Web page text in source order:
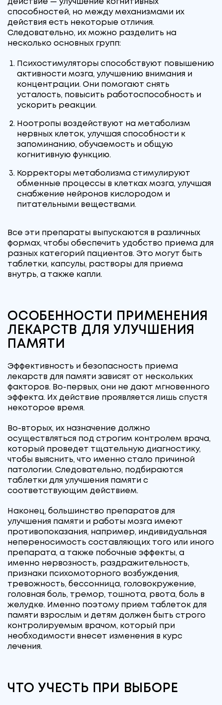
действие — улучшение когнитивных
способностей, но между механизмами их
действия есть некоторые отличия.
Следовательно, их можно разделить на
несколько основных групп:
Психостимуляторы способствуют повышению
активности мозга, улучшению внимания и
концентрации. Они помогают снять
усталость, повысить работоспособность и
ускорить реакции.
Ноотропы воздействуют на метаболизм
нервных клеток, улучшая способности к
запоминанию, обучаемость и общую
когнитивную функцию.
Корректоры метаболизма стимулируют
обменные процессы в клетках мозга, улучшая
снабжение нейронов кислородом и
питательными веществами.
Все эти препараты выпускаются в различных
формах, чтобы обеспечить удобство приема для
разных категорий пациентов. Это могут быть
таблетки, капсулы, растворы для приема
внутрь, а также капли.
ОСОБЕННОСТИ ПРИМЕНЕНИЯ
ЛЕКАРСТВ ДЛЯ УЛУЧШЕНИЯ
ПАМЯТИ
Эффективность и безопасность приема
лекарств для памяти зависят от нескольких
факторов. Во-первых, они не дают мгновенного
эффекта. Их действие проявляется лишь спустя
некоторое время.
Во-вторых, их назначение должно
осуществляться под строгим контролем врача,
который проведет тщательную диагностику,
чтобы выяснить, что именно стало причиной
патологии. Следовательно, подбираются
таблетки для улучшения памяти с
соответствующим действием.
Наконец, большинство препаратов для
улучшения памяти и работы мозга имеют
противопоказания, например, индивидуальная
непереносимость составляющих того или иного
препарата, а также побочные эффекты, а
именно нервозность, раздражительность,
признаки психомоторного возбуждения,
тревожность, бессонница, головокружение,
головная боль, тремор, тошнота, рвота, боль в
желудке. Именно поэтому прием таблеток для
памяти взрослым и детям должен быть строго
контролируемым врачом, который при
необходимости внесет изменения в курс
лечения.
ЧТО УЧЕСТЬ ПРИ ВЫБОРЕ